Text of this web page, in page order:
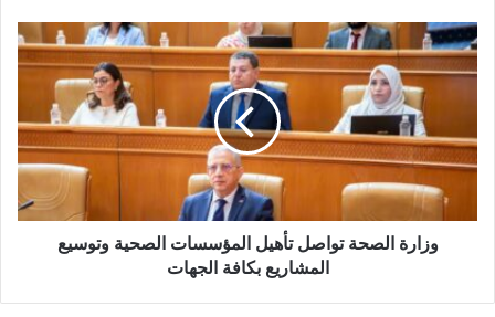
وزارة الصحة تواصل تأهيل المؤسسات الصحية وتوسيع
المشاريع بكافة الجهات